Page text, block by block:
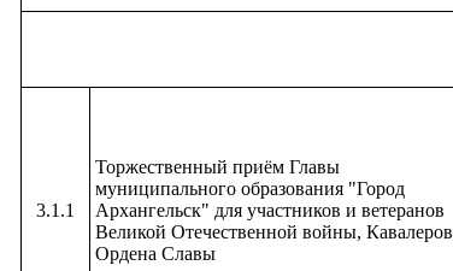
3.1.1
Торжественный приём Главы
муниципального образования "Город
Архангельск" для участников и ветеранов
Великой Отечественной войны, Кавалеров
Ордена Славы